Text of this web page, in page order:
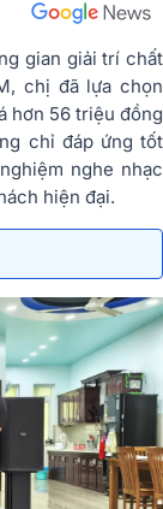
gian giải trí chất
chị đã lựa chọn
hơn 56 triệu đồng
chỉ đáp ứng tốt
nghe nhạc
hiện đại.